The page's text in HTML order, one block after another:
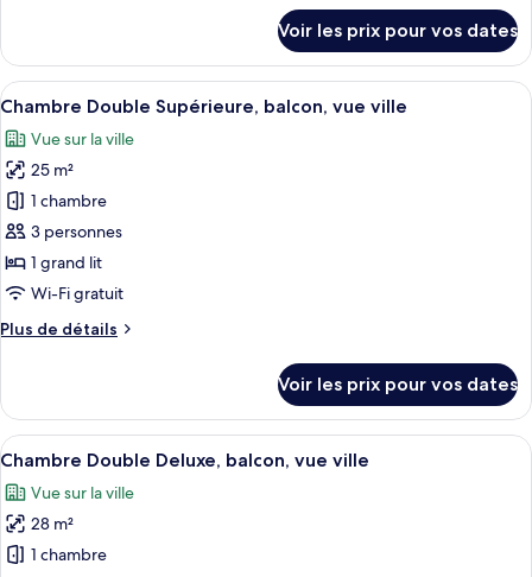
lits
jumeaux,
balcon,
vue
ville
le
type
de
Chambre
Supérieure
avec
lits
jumeaux,
balcon,
vue
ville
Voir les prix pour vos dates
Afficher
toutes
les
photos
pour
ce
type
de
chambre :
Chambre
balcon,
vue
ville
Une chambre d’hôtel avec un
9
Chambre Double Supérieure, balcon, vue ville
Vue sur la ville
25 m²
1 chambre
3 personnes
1 grand lit
Wi-Fi gratuit
Plus de détails
Plus
le
type
de
Chambre
Double
Supérieure,
balcon,
Voir les prix pour vos dates
Afficher
toutes
les
photos
pour
Une chambre d’hôtel avec un
12
Chambre Double Deluxe, balcon, vue ville
Vue sur la ville
28 m²
1 chambre